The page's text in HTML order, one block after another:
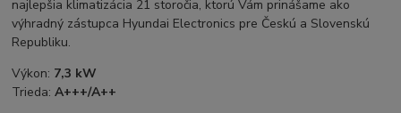
najlepšia klimatizácia 21 storočia, ktorú Vám prinášame ako
výhradný zástupca Hyundai Electronics pre Českú a Slovenskú
Republiku.
Výkon: 7,3 kW
Trieda:A+++/A++